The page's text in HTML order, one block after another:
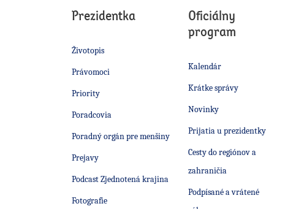
Prezidentka
Životopis
Právomoci
Priority
Poradcovia
Poradný orgán pre menšiny
Prejavy
Podcast Zjednotená krajina
Fotografie
Oficiálny
program
Kalendár
Krátke správy
Novinky
Prijatia u prezidentky
Cesty do regiónov a
zahraničia
Podpísané a vrátené